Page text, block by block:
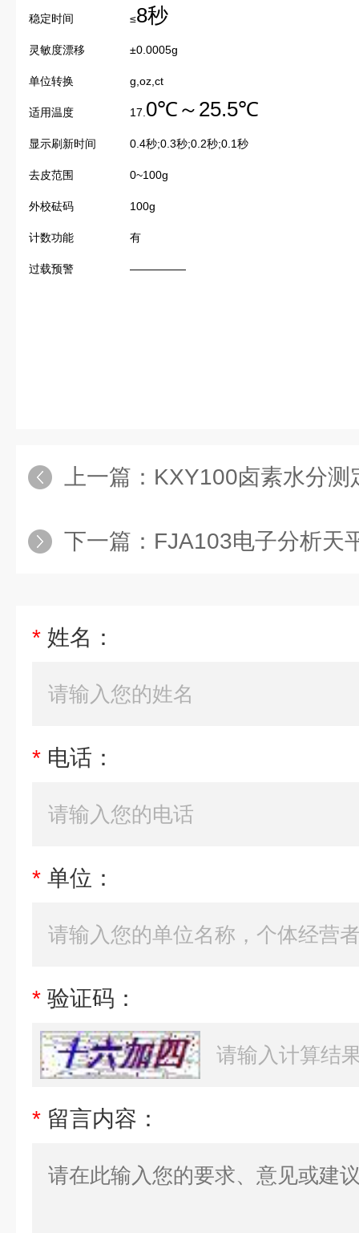
稳定时间 ≤8秒
灵敏度漂移 ±0.0005g
单位转换 g,oz,ct
适用温度 17. 0℃ ～ 25.5℃
显示刷新时间 0.4秒;0.3秒;0.2秒;0.1秒
去皮范围 0~100g
外校砝码 100g
计数功能 有
过载预警 —————
上一篇： KXY100卤素水分测
下一篇： FJA103电子分析天
* 姓名：
* 电话：
* 单位：
* 验证码：
* 留言内容：